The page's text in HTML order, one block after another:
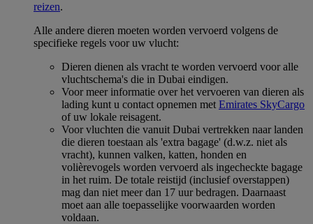
reizen.
Alle andere dieren moeten worden vervoerd volgens de
specifieke regels voor uw vlucht:
Dieren dienen als vracht te worden vervoerd voor alle
vluchtschema's die in Dubai eindigen.
Voor meer informatie over het vervoeren van dieren als
lading kunt u contact opnemen met Emirates SkyCargo
of uw lokale reisagent.
Voor vluchten die vanuit Dubai vertrekken naar landen
die dieren toestaan als 'extra bagage' (d.w.z. niet als
vracht), kunnen valken, katten, honden en
volièrevogels worden vervoerd als ingecheckte bagage
in het ruim. De totale reistijd (inclusief overstappen)
mag dan niet meer dan 17 uur bedragen. Daarnaast
moet aan alle toepasselijke voorwaarden worden
voldaan.